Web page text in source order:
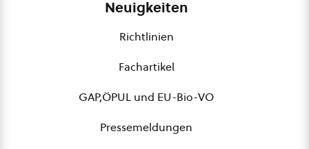
Neuigkeiten
Richtlinien
Fachartikel
GAP,ÖPUL und EU-Bio-VO
Pressemeldungen